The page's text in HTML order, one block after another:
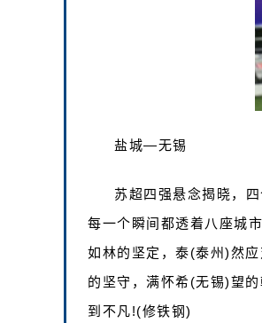
盐城—无锡
苏超四强悬念揭晓，
每一个瞬间都透着八座城
如林的坚定，泰(泰州)然
的坚守，满怀希(无锡)望
到不凡!(修铁钢)